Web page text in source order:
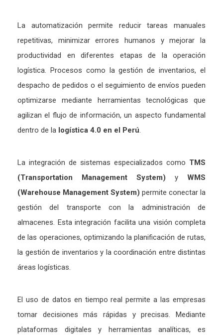
La automatización permite reducir tareas manuales
repetitivas, minimizar errores humanos y mejorar la
productividad en diferentes etapas de la operación
logística. Procesos como la gestión de inventarios, el
despacho de pedidos o el seguimiento de envíos pueden
optimizarse mediante herramientas tecnológicas que
agilizan el flujo de información, un aspecto fundamental
dentro de la logística 4.0 en el Perú.
La integración de sistemas especializados como TMS
(Transportation Management System) y WMS
(Warehouse Management System) permite conectar la
gestión del transporte con la administración de
almacenes. Esta integración facilita una visión completa
de las operaciones, optimizando la planificación de rutas,
la gestión de inventarios y la coordinación entre distintas
áreas logísticas.
El uso de datos en tiempo real permite a las empresas
tomar decisiones más rápidas y precisas. Mediante
plataformas digitales y herramientas analíticas, es